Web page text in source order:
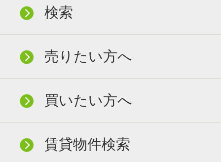
検索
売りたい方へ
買いたい方へ
賃貸物件検索